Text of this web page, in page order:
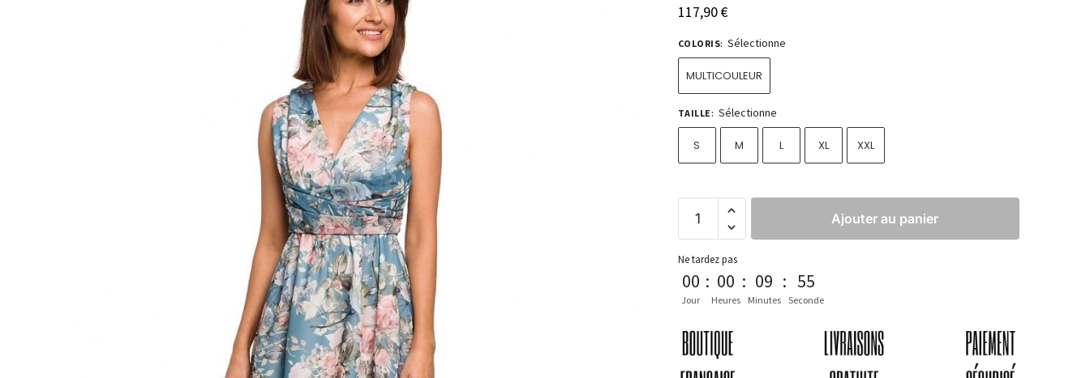
117,90€
COLORIS: Sélectionne
MULTICOULEUR
TAILLE: Sélectionne
S M L XL XXL
Ajouter au panier
Ne tardez pas
00
Jour
: 00
Heures
: 09
Minutes
: 52
Seconde